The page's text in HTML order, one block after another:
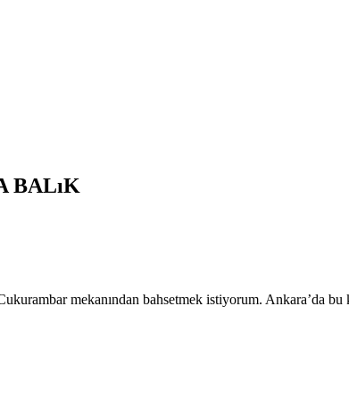
BALıK
mekanından bahsetmek istiyorum. Ankara’da